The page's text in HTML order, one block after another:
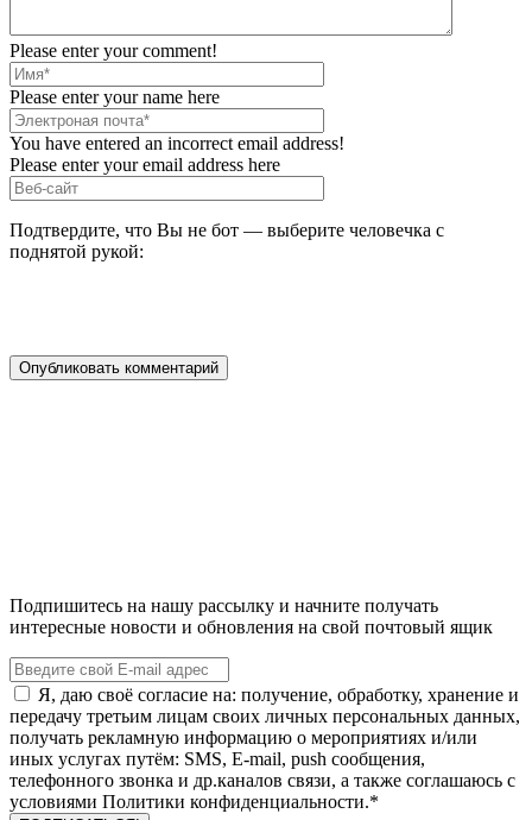
Please enter your comment!
Please enter your name here
You have entered an incorrect email address!
Please enter your email address here
Подтвердите, что Вы не бот — выберите человечка с
поднятой рукой:
Подпишитесь на нашу рассылку и начните получать
интересные новости и обновления на свой почтовый ящик
Я, даю своё согласие на: получение, обработку, хранение и
передачу третьим лицам своих личных персональных данных,
получать рекламную информацию о мероприятиях и/или
иных услугах путём: SMS, E-mail, push сообщения,
телефонного звонка и др.каналов связи, а также соглашаюсь с
условиями Политики конфиденциальности.*